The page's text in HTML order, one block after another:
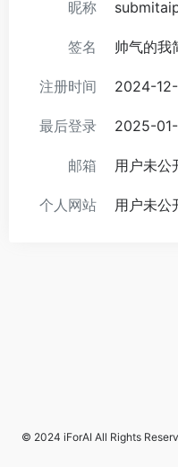
昵称
签名 帅气的我
注册时间 2024-
最后登录 2025-
邮箱 用户未公
个人网站 用户未公
© 2024 iForAI All Rights